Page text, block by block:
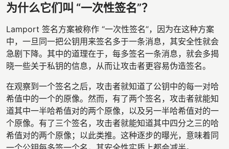
为什么它们叫 “一次性签名”？
Lamport 签名方案被称作 “一次性签名”，因为在这种方案
中，一旦同一把公钥用来签名多于一条消息，其安全性就会
急剧下降。其中的道理在于，每多签名一条消息，就会多揭
晓一些关于私钥的信息，从而让攻击者更容易伪造签名。
在观察到一个签名之后，攻击者就知道了公钥中的每一对哈
希值中的一个的原像。然而，有了两个签名，攻击者就能知
道其中一半哈希值对的两个原像，以及另一半哈希值对的一
个原像。有了三个签名，攻击者就能知道其中四分之三的哈
希值对的两个原像；以此类推。这种逐步的曝光，意味着同